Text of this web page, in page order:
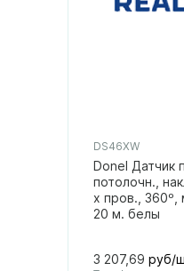
DS46XW
Donel Датчик
потолочн.,
х пров., 360º,
20 м. белы
3 207,69 руб/